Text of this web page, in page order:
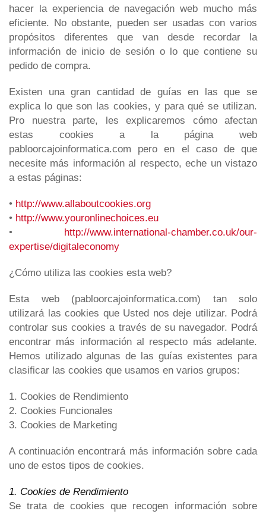
hacer la experiencia de navegación web mucho más
eficiente. No obstante, pueden ser usadas con varios
propósitos diferentes que van desde recordar la
información de inicio de sesión o lo que contiene su
pedido de compra.
Existen una gran cantidad de guías en las que se
explica lo que son las cookies, y para qué se utilizan.
Pro nuestra parte, les explicaremos cómo afectan
estas cookies a la página web
pabloorcajoinformatica.com pero en el caso de que
necesite más información al respecto, eche un vistazo
a estas páginas:
• http://www.allaboutcookies.org
• http://www.youronlinechoices.eu
• http://www.international-chamber.co.uk/our-
expertise/digitaleconomy
¿Cómo utiliza las cookies esta web?
Esta web (pabloorcajoinformatica.com) tan solo
utilizará las cookies que Usted nos deje utilizar. Podrá
controlar sus cookies a través de su navegador. Podrá
encontrar más información al respecto más adelante.
Hemos utilizado algunas de las guías existentes para
clasificar las cookies que usamos en varios grupos:
1. Cookies de Rendimiento
2. Cookies Funcionales
3. Cookies de Marketing
A continuación encontrará más información sobre cada
uno de estos tipos de cookies.
1. Cookies de Rendimiento
Se trata de cookies que recogen información sobre